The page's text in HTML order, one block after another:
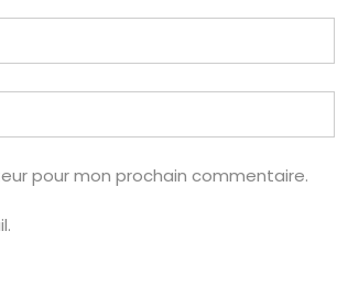
pour mon prochain commentaire.